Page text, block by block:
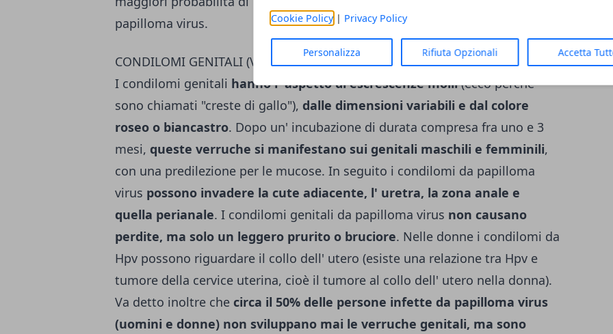
Cookie Policy| Privacy Policy
Personalizza Rifiuta Opzionali Accetta
papilloma virus.
CONDILOMI GENITALI (VERRUCHE) DA PAPILLOMA VIRUS (HPV)
I condilomi genitali hanno l' aspetto di escrescenze molli(ecco perché
sono chiamati "creste di gallo"), dalle dimensioni variabili e dal colore
roseo o biancastro. Dopo un' incubazione di durata compresa fra uno e 3
mesi, queste verruche si manifestano sui genitali maschili e femminili,
con una predilezione per le mucose. In seguito i condilomi da papilloma
virus possono invadere la cute adiacente, l' uretra, la zona anale e
quella perianale. I condilomi genitali da papilloma virus non causano
perdite, ma solo un leggero prurito o bruciore. Nelle donne i condilomi da
Hpv possono riguardare il collo dell' utero (esiste una relazione tra Hpv e
tumore della cervice uterina, cioè il tumore al collo dell' utero nella donna).
Va detto inoltre che circa il 50% delle persone infette da papilloma virus
(uomini e donne) non sviluppano mai le verruche genitali, ma sono